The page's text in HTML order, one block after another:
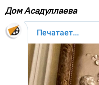
Дом Асадуллаева